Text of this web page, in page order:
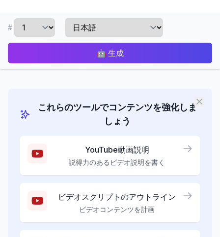
#
🤖 生成
これらのツールでコンテンツを強化しま
しょう
YouTube動画説明
説得力のあるビデオ説明を書く
ビデオスクリプトのアウトライン
ビデオコンテンツを計画